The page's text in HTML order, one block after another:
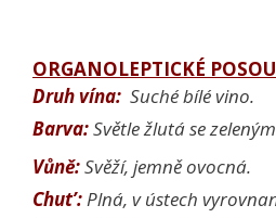
ORGANOLEPTICKÉ
Druh vína: Suché bílé vino.
Barva:Světle žlutá se
Vůně:Svěží, jemně ovocná.
Chut’:Plná, v ústech